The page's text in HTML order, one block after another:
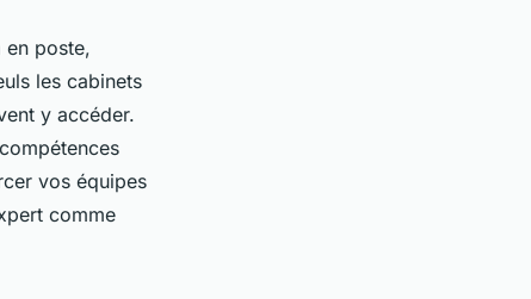
en poste,
les cabinets
y accéder.
vos équipes
comme